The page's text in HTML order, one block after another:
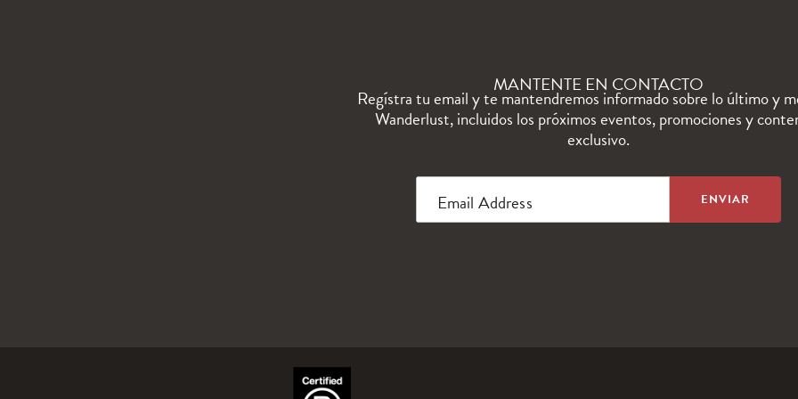
MANTENTE EN CONTACTO
Regístra tu email y te mantendremos informado sobre lo último y
Wanderlust, incluidos los próximos eventos, promociones y
exclusivo.
Email Address